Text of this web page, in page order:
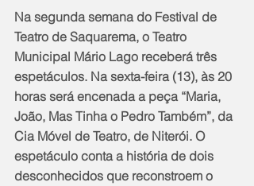
Na segunda semana do Festival de
Teatro de Saquarema, o Teatro
Municipal Mário Lago receberá três
espetáculos. Na sexta-feira (13), às 20
horas será encenada a peça “Maria,
João, Mas Tinha o Pedro Também”, da
Cia Móvel de Teatro, de Niterói. O
espetáculo conta a história de dois
desconhecidos que reconstroem o